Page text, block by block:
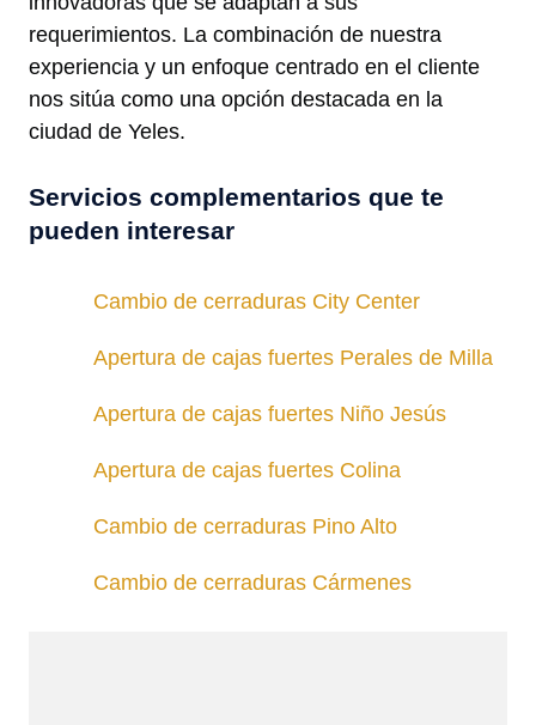
requerimientos. La combinación de nuestra
experiencia y un enfoque centrado en el cliente
nos sitúa como una opción destacada en la
ciudad de Yeles.
Servicios complementarios que te
pueden interesar
Cambio de cerraduras City Center
Apertura de cajas fuertes Perales de Milla
Apertura de cajas fuertes Niño Jesús
Apertura de cajas fuertes Colina
Cambio de cerraduras Pino Alto
Cambio de cerraduras Cármenes